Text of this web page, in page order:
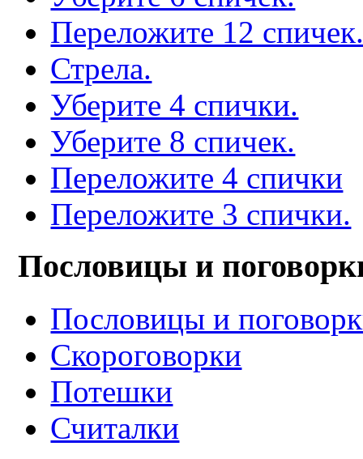
Переложите 12
Стрела.
Уберите 4 спички.
Уберите 8 спичек.
Переложите 4 спички
Переложите 3 спички.
Пословицы и
Пословицы и
Скороговорки
Потешки
Считалки